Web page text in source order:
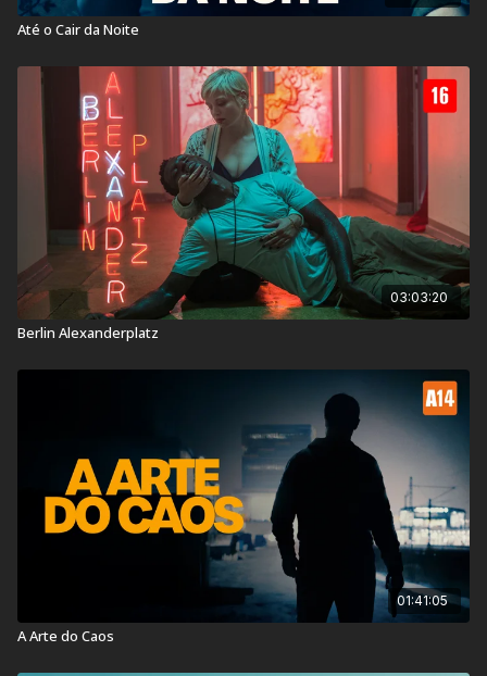
Até o Cair da Noite
03:03:20
Berlin Alexanderplatz
01:41:05
A Arte do Caos